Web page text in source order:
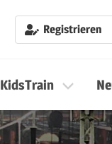
Registrieren
KidsTrain